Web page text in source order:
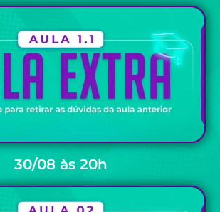
30/08 às 20h